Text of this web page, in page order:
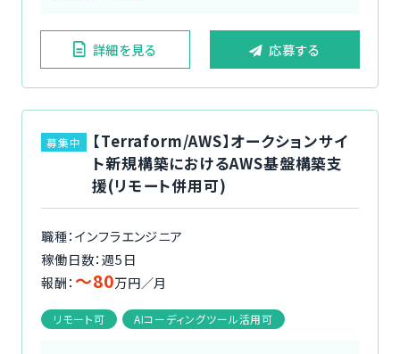
詳細を見る 応募する
募集中
【Terraform/AWS】オークションサイ
ト新規構築におけるAWS基盤構築支
援(リモート併用可)
職種：インフラエンジニア
稼働日数：週5日
報酬： 〜80万円／月
リモート可 AIコーディングツール活用可